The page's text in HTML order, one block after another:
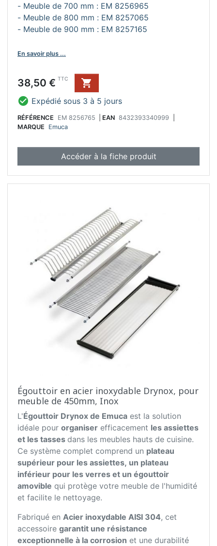
- Meuble de 700 mm : EM 8256965
- Meuble de 800 mm : EM 8257065
- Meuble de 900 mm : EM 8257165
En savoir plus ...
Prix
38,50 € TTC

 Expédié sous 3 à 5 jours
RÉFÉRENCE EM 8256765 EAN 8432393340999
MARQUE
Emuca
Accéder à la fiche produit
Égouttoir en acier inoxydable Drynox, pour
meuble de 450mm, Inox
L'Égouttoir Drynox de Emuca est la solution
idéale pour organiser efficacement les assiettes
et les tasses dans les meubles hauts de cuisine.
Ce système complet comprend un plateau
supérieur pour les assiettes, un plateau
inférieur pour les verres et un égouttoir
amovible qui protège votre meuble de l'humidité
et facilite le nettoyage.
Fabriqué en Acier inoxydable AISI 304, cet
accessoire garantit une résistance
exceptionnelle à la corrosion et une durabilité